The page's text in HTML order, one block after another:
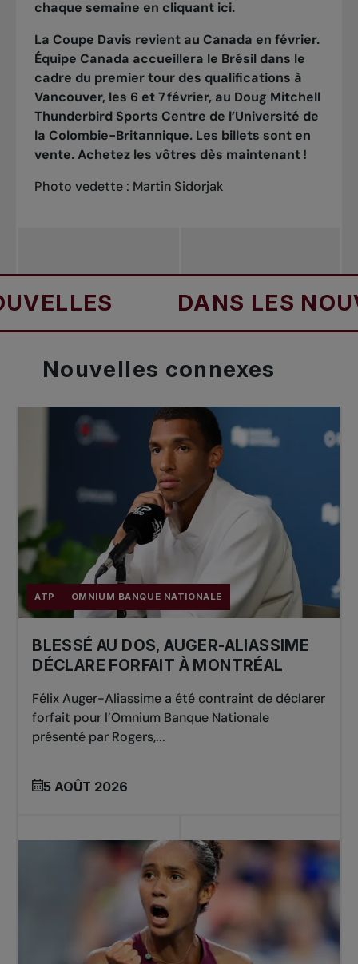
chaque semaine en cliquant ici.
La Coupe Davis revient au Canada en février.
Équipe Canada accueillera le Brésil dans le
cadre du premier tour des qualifications à
Vancouver, les 6 et 7 février, au Doug Mitchell
Thunderbird Sports Centre de l’Université de
la Colombie-Britannique. Les billets sont en
vente. Achetez les vôtres dès maintenant !
Photo vedette : Martin Sidorjak
DANS LES
Nouvelles connexes
ATP OMNIUM BANQUE NATIONALE
BLESSÉ AU DOS, AUGER-ALIASSIME
DÉCLARE FORFAIT À MONTRÉAL
Félix Auger-Aliassime a été contraint de déclarer
forfait pour l’Omnium Banque Nationale
présenté par Rogers,...
5 AOÛT 2026